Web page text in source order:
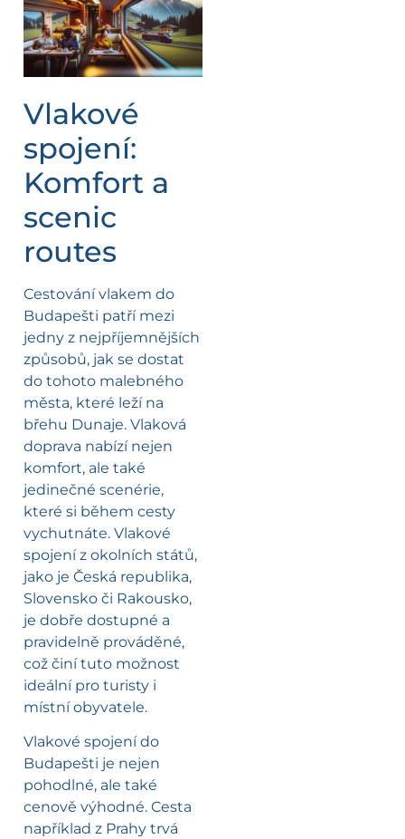
Vlakové
spojení:
Komfort a
scenic
routes
Cestování vlakem do
Budapešti patří mezi
jedny z nejpříjemnějších
způsobů, jak se dostat
do tohoto malebného
města, které leží na
břehu Dunaje. Vlaková
doprava nabízí nejen
komfort, ale také
jedinečné scenérie,
které si během cesty
vychutnáte. Vlakové
spojení z okolních států,
jako je Česká republika,
Slovensko či Rakousko,
je dobře dostupné a
pravidelně prováděné,
což činí tuto možnost
ideální pro turisty i
místní obyvatele.
Vlakové spojení do
Budapešti je nejen
pohodlné, ale také
cenově výhodné. Cesta
například z Prahy trvá